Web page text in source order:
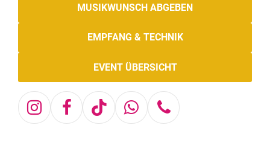
MUSIKWUNSCH ABGEBEN
EMPFANG & TECHNIK
EVENT ÜBERSICHT
Instagram
Facebook
TiktokWhatsapp
Telefon